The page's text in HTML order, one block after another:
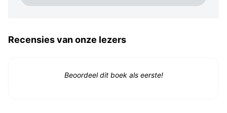
Recensies van onze lezers
Beoordeel dit boek als eerste!